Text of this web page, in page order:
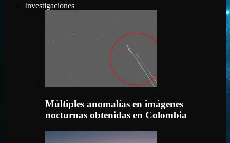
Investigaciones
Múltiples anomalías en imágenes
nocturnas obtenidas en Colombia